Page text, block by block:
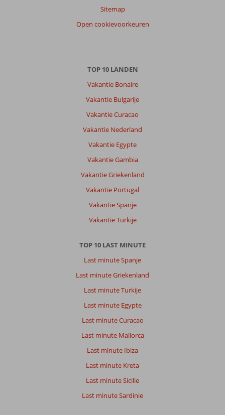
Sitemap
Open cookievoorkeuren
TOP 10 LANDEN
Vakantie Bonaire
Vakantie Bulgarije
Vakantie Curacao
Vakantie Nederland
Vakantie Egypte
Vakantie Gambia
Vakantie Griekenland
Vakantie Portugal
Vakantie Spanje
Vakantie Turkije
TOP 10 LAST MINUTE
Last minute Spanje
Last minute Griekenland
Last minute Turkije
Last minute Egypte
Last minute Curacao
Last minute Mallorca
Last minute Ibiza
Last minute Kreta
Last minute Sicilie
Last minute Sardinie